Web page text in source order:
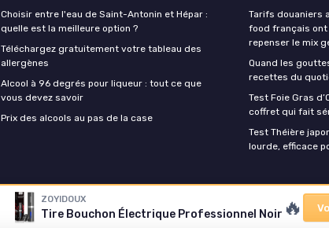
ZOYIDOUX
Tire Bouchon Électrique Professionnel Noir 🔥
Choisir entre l'eau de Saint-Antonin et Hépar :
quelle est la meilleure option ?
Téléchargez gratuitement votre tableau des
allergènes
Alcool à 96 degrés pour liqueur : tout ce que
vous devez savoir
Prix des alcools au pas de la case
Tarifs douaniers
food français ont
repenser le mix
Quand les
recettes du
Test Foie Gras
coffret qui fait
Test Théière
lourde, efficace